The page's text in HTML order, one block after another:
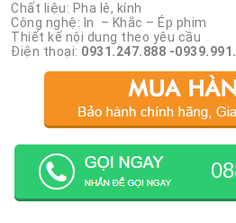
Chất liệu: Pha lê, kính
Công nghệ: In – Khắc – Ép phim
Thiết kế nội dung theo yêu cầu
Điện thoại: 0931.247.888 -